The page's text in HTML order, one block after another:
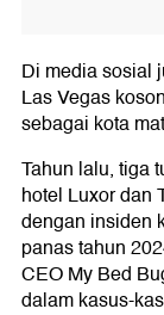
Di media sosial
Las Vegas
sebagai kota
Tahun lalu, tiga
hotel Luxor dan
dengan insiden
panas tahun
CEO My Bed
dalam kasus-